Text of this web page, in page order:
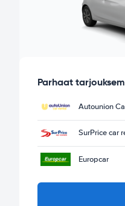
Parhaat
Autounion
SurPrice car
Europcar